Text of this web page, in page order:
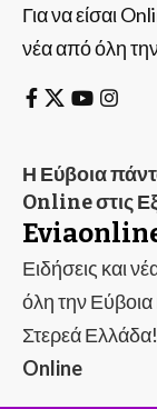
Για να είσαι
νέα από όλη
Η Εύβοια
Online στις
Ειδήσεις και
όλη την Εύβοια
Στερεά Ελλάδα!
Online